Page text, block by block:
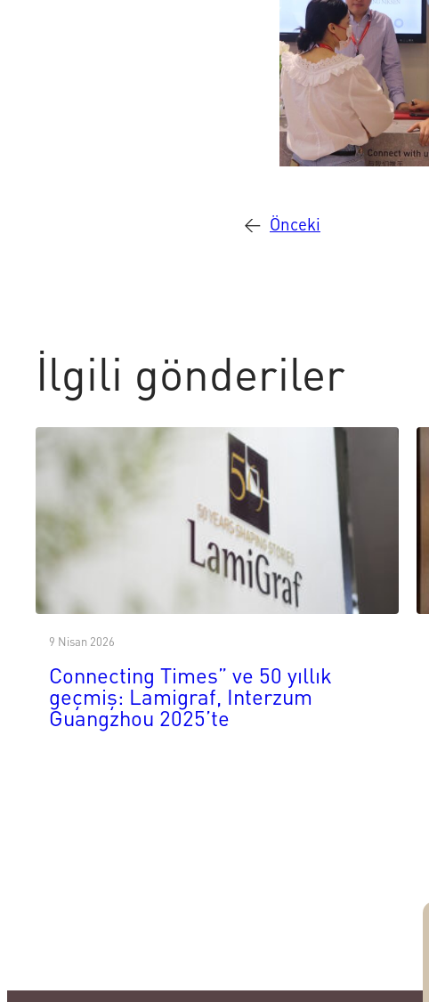
← Önceki
İlgili gönderiler
9 Nisan 2026
Connecting Times” ve 50 yıllık
geçmiş: Lamigraf, Interzum
Guangzhou 2025’te